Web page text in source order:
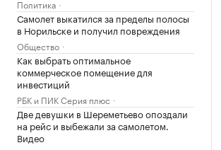
Политика
Самолет выкатился за пределы полосы
в Норильске и получил повреждения
Общество
Как выбрать оптимальное
коммерческое помещение для
инвестиций
РБК и ПИК Серия плюс
Две девушки в Шереметьево опоздали
на рейс и выбежали за самолетом.
Видео